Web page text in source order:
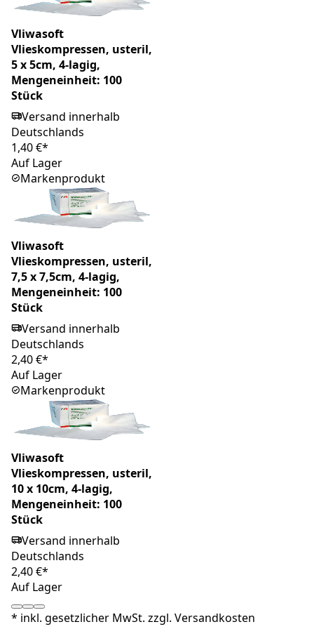
Vliwasoft
Vlieskompressen, usteril,
5 x 5cm, 4-lagig,
Mengeneinheit: 100
Stück
Versand innerhalb
Deutschlands
1,40 €*
Auf Lager
Markenprodukt
Vliwasoft
Vlieskompressen, usteril,
7,5 x 7,5cm, 4-lagig,
Mengeneinheit: 100
Stück
Versand innerhalb
Deutschlands
2,40 €*
Auf Lager
Markenprodukt
Vliwasoft
Vlieskompressen, usteril,
10 x 10cm, 4-lagig,
Mengeneinheit: 100
Stück
Versand innerhalb
Deutschlands
2,40 €*
Auf Lager
* inkl. gesetzlicher MwSt. zzgl. Versandkosten